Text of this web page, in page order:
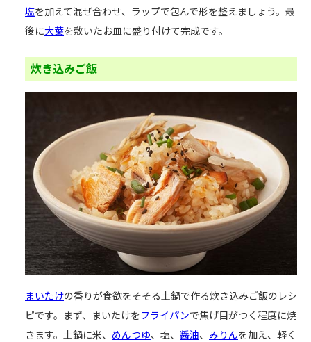
塩を加えて混ぜ合わせ、ラップで包んで形を整えましょう。最
後に大葉を敷いたお皿に盛り付けて完成です。
炊き込みご飯
まいたけの香りが食欲をそそる土鍋で作る炊き込みご飯のレシ
ピです。まず、まいたけをフライパンで焦げ目がつく程度に焼
きます。土鍋に米、 めんつゆ、塩、 醤油、 みりんを加え、軽く